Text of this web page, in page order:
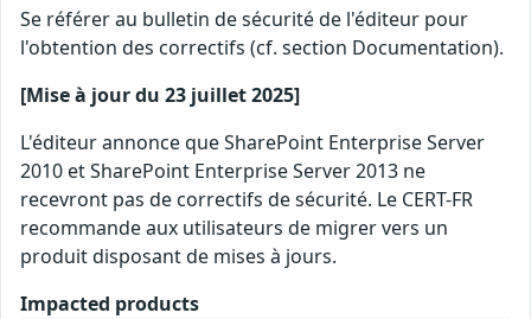
Se référer au bulletin de sécurité de l'éditeur pour
l'obtention des correctifs (cf. section Documentation).
[Mise à jour du 23 juillet 2025]
L'éditeur annonce que SharePoint Enterprise Server
2010 et SharePoint Enterprise Server 2013 ne
recevront pas de correctifs de sécurité. Le CERT-FR
recommande aux utilisateurs de migrer vers un
produit disposant de mises à jours.
Impacted products